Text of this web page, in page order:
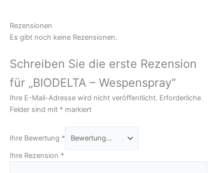
Rezensionen
Es gibt noch keine Rezensionen.
Schreiben Sie die erste Rezension
für „BIODELTA – Wespenspray“
Ihre E-Mail-Adresse wird nicht veröffentlicht. Erforderliche
Felder sind mit * markiert
Ihre Bewertung *
Ihre Rezension *